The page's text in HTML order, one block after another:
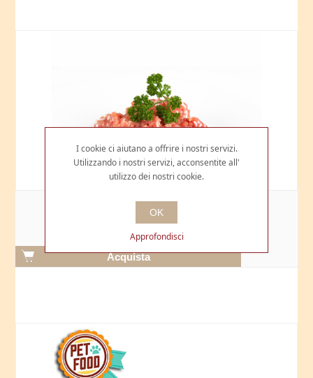
CARNE D'ANATRA MACINATA
€20,90
I cookie ci aiutano a offrire i nostri servizi.
Utilizzando i nostri servizi, acconsentite all'
utilizzo dei nostri cookie.
OK
Approfondisci